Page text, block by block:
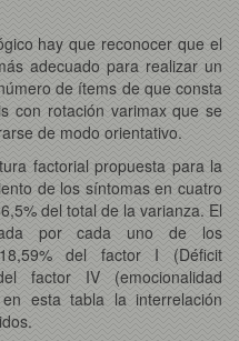
hay que reconocer que el
adecuado para realizar un
de ítems de que consta
con rotación varimax que se
de modo orientativo.
factorial propuesta para la
de los síntomas en cuatro
del total de la varianza. El
por cada uno de los
del factor I (Déficit
factor IV (emocionalidad
esta tabla la interrelación